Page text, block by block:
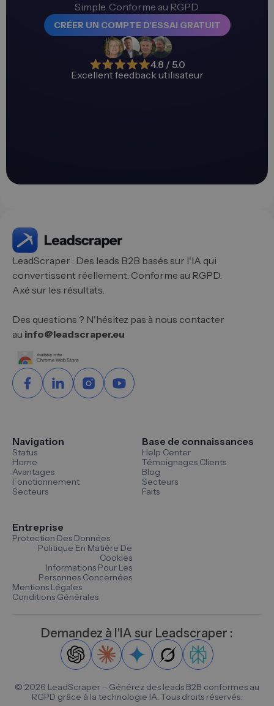
Simple. Conforme au RGPD.
CRÉER UN COMPTE D'ESSAI GRATUIT
4.8 / 5.0
Excellent feedback utilisateur
LeadScraper : Des leads B2B basés sur l'IA qui
convertissent réellement. Conforme au RGPD.
Axé sur les résultats.
Des questions ? N'hésitez pas à nous contacter
au info@leadscraper.eu
Navigation
Status
Home
Avantages
Fonctionnement
Secteurs
Base de connaissances
Help Center
Témoignages Clients
Blog
Secteurs
Faits
Entreprise
Protection Des Données
Politique En Matière De
Cookies
Informations Pour Les
Personnes Concernées
Mentions Légales
Conditions Générales
Demandez à l'IA sur Leadscraper :
© 2026 LeadScraper – Générez des leads B2B conformes au
RGPD grâce à la technologie IA. Tous droits réservés.